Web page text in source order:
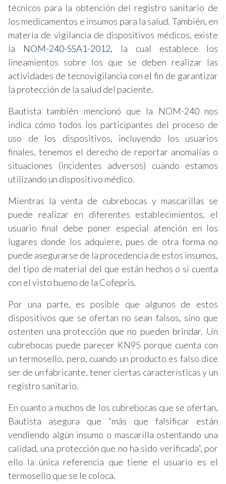
técnicos para la obtención del registro sanitario de
los medicamentos e insumos para la salud. También, en
materia de vigilancia de dispositivos médicos, existe
la NOM-240-SSA1-2012, la cual establece los
lineamientos sobre los que se deben realizar las
actividades de tecnovigilancia con el fin de garantizar
la protección de la salud del paciente.
Bautista también mencionó que la NOM-240 nos
indica cómo todos los participantes del proceso de
uso de los dispositivos, incluyendo los usuarios
finales, tenemos el derecho de reportar anomalías o
situaciones (incidentes adversos) cuando estamos
utilizando un dispositivo médico.
Mientras la venta de cubrebocas y mascarillas se
puede realizar en diferentes establecimientos, el
usuario final debe poner especial atención en los
lugares donde los adquiere, pues de otra forma no
puede asegurarse de la procedencia de estos insumos,
del tipo de material del que están hechos o si cuenta
con el visto bueno de la Cofepris.
Por una parte, es posible que algunos de estos
dispositivos que se ofertan no sean falsos, sino que
ostenten una protección que no pueden brindar. Un
cubrebocas puede parecer KN95 porque cuenta con
un termosello, pero, cuando un producto es falso dice
ser de un fabricante, tener ciertas características y un
registro sanitario.
En cuanto a muchos de los cubrebocas que se ofertan,
Bautista asegura que “más que falsificar están
vendiendo algún insumo o mascarilla ostentando una
calidad, una protección que no ha sido verificada”, por
ello la única referencia que tiene el usuario es el
termosello que se le coloca.